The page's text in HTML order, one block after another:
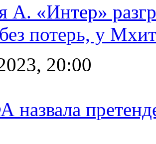
А. «Интер»
потерь, у
20:00